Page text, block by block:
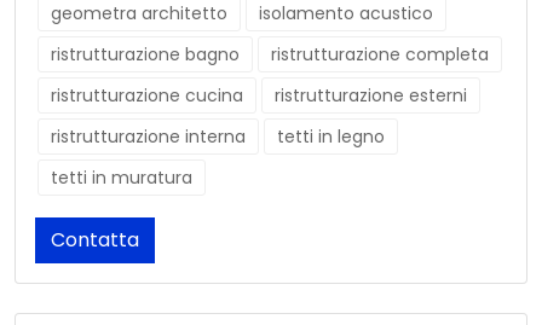
geometra architetto
isolamento acustico
ristrutturazione bagno
ristrutturazione completa
ristrutturazione cucina
ristrutturazione esterni
ristrutturazione interna
tetti in legno
tetti in muratura
Contatta